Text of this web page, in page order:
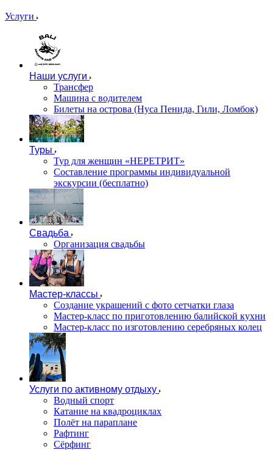
Услуги
Наши услуги
Трансфер
Машина с водителем
Билеты на острова (Нуса Пенида, Гили, Ломбок)
Туры
Тур для женщин «НЕРЕТРИТ»
Составление программы индивидуальной
экскурсии (бесплатно)
Свадьба
Организация свадьбы
Мастер-классы
Создание украшений с фото сетчатки глаза
Мастер-класс по приготовлению балийской кухни
Мастер-класс по изготовлению серебряных колец
Услуги по активному отдыху
Водный спорт
Катание на квадроциклах
Полёт на параплане
Рафтинг
Сёрфинг